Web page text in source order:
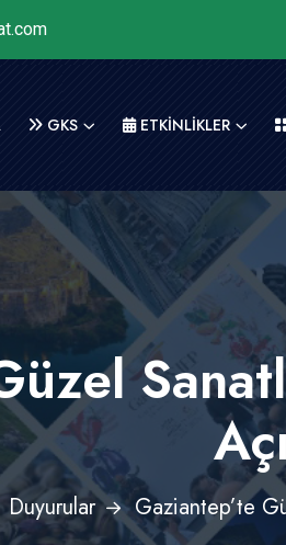
GKS ETKİNLİKLER
Duyurular Gaziantep’te